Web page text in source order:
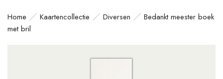
Home Kaartencollectie Diversen
Bedankt meester boek
met bril
Je e-mailadres wordt niet gepubliceerd.
Vereiste velden zijn gemarkeerd met